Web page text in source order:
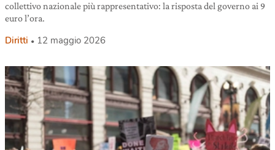
collettivo nazionale più rappresentativo: la risposta del governo ai 9
euro l’ora.
Diritti 12 maggio 2026